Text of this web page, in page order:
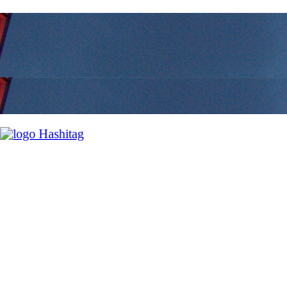
Powered By Made in Japan
Hashitag